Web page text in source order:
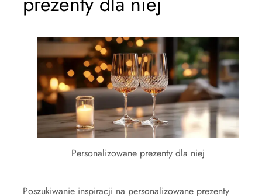
Personalizowane prezenty dla niej
Poszukiwanie inspiracji na personalizowane prezenty